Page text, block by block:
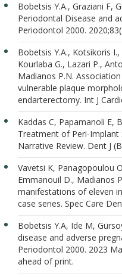
Bobetsis Y.A., Graziani F,
Periodontal Disease and
Periodontol 2000.
Bobetsis Y.A., Kotsikoris I.,
Kourlaba G., Lazari P.,
Madianos P.N.
vulnerable plaque
endarterectomy. Int J
Kaddas C, Papamanoli E,
Treatment of Peri-Implant
Narrative Review. Dent J
Vavetsi K, Panagopoulou
Emmanouil D., Madianos
manifestations of eleven
case series. Spec Care
Bobetsis Y.A, Ide M,
disease and adverse
Periodontol 2000. 2023
ahead of print.